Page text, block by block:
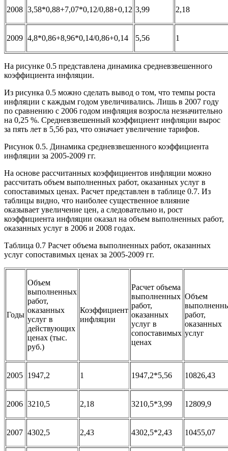
2008 3,58*0,88+7,07*0,12/0,88+0,12 3,99 2,18
2009 4,8*0,86+8,96*0,14/0,86+0,14 5,56 1
На рисунке 0.5 представлена динамика средневзвешенного
коэффициента инфляции.
Из рисунка 0.5 можно сделать вывод о том, что темпы роста
инфляции с каждым годом увеличивались. Лишь в 2007 году
по сравнению с 2006 годом инфляция возросла незначительно
на 0,25 %. Средневзвешенный коэффициент инфляции вырос
за пять лет в 5,56 раз, что означает увеличение тарифов.
Рисунок 0.5. Динамика средневзвешенного коэффициента
инфляции за 2005-2009 гг.
На основе рассчитанных коэффициентов инфляции можно
рассчитать объем выполненных работ, оказанных услуг в
сопоставимых ценах. Расчет представлен в таблице 0.7. Из
таблицы видно, что наиболее существенное влияние
оказывает увеличение цен, а следовательно и, рост
коэффициента инфляции оказал на объем выполненных работ,
оказанных услуг в 2006 и 2008 годах.
Таблица 0.7 Расчет объема выполненных работ, оказанных
услуг сопоставимых ценах за 2005-2009 гг.
Годы
Объем
выполненных
работ,
оказанных
услуг в
действующих
ценах (тыс.
руб.)
Коэффициент
инфляции
Расчет объема
выполненных
работ,
оказанных
услуг в
сопоставимых
ценах
Объем
работ,
оказанных
услуг
2005 1947,2 1 1947,2*5,56 10826,43
2006 3210,5 2,18 3210,5*3,99 12809,9
2007 4302,5 2,43 4302,5*2,43 10455,07